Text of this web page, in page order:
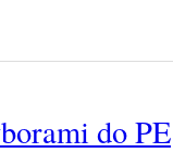
do PE